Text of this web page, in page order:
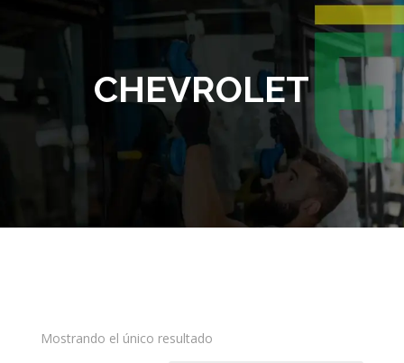
CHEVROLET
Mostrando el único resultado